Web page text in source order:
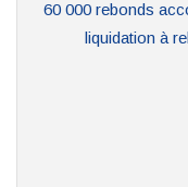
60 000 rebonds
liquidation à